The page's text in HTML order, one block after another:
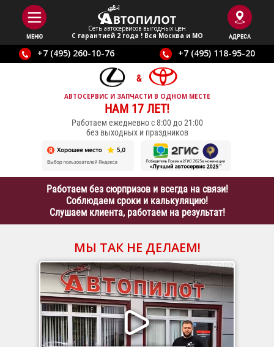
МЕНЮ
Сеть автосервисов выгодныx цен
С гарантией 2 года ! Вся Москва и МО
АДРЕСА
+7 (495) 260-10-76 +7 (495) 118-95-20
АВТОСЕРВИС И ЗАПЧАСТИ В ОДНОМ МЕСТЕ
НАМ 17 ЛЕТ!
Работаем ежедневно с 8:00 до 21:00
без выходных и праздников
Работаем без сюрпризов и всегда на связи!
Соблюдаем сроки и калькуляцию!
Слушаем клиента, работаем на результат!
МЫ ТАК НЕ ДЕЛАЕМ!